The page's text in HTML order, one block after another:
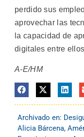
perdido sus
aprovechar las
la capacidad de
digitales entre
A-E/HM
Archivado en:
Alicia Bárcena,